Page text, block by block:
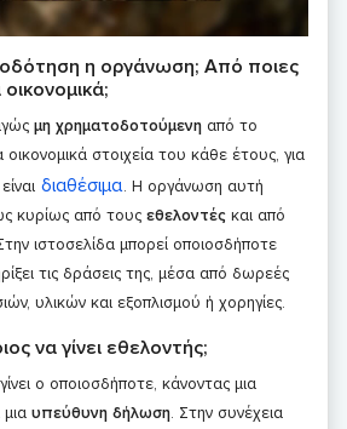
η οργάνωση; Από ποιες
μη χρηματοδοτούμενη από το
στοιχεία του κάθε έτους, για
διαθέσιμα. H οργάνωση αυτή
κυρίως από τους εθελοντές και από
ιστοσελίδα μπορεί οποιοσδήποτε
τις δράσεις της, μέσα από δωρεές
υλικών και εξοπλισμού ή χορηγίες.
να γίνει εθελοντής;
ο οποιοσδήποτε, κάνοντας μια
μια υπεύθυνη δήλωση. Στην συνέχεια